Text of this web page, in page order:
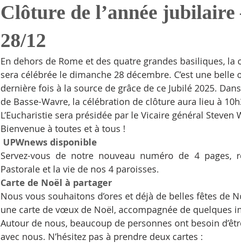
Clôture de l’année jubilaire
28/12
En dehors de Rome et des quatre grandes basiliques, la
sera célébrée le dimanche 28 décembre. C’est une
dernière fois à la source de grâce de ce Jubilé 2025.
de Basse-Wavre, la célébration de clôture aura lieu à
L’Eucharistie sera présidée par le Vicaire général Steven
Bienvenue à toutes et à tous !
UPWnews disponible
Servez-vous de notre nouveau numéro de 4 pages,
Pastorale et la vie de nos 4 paroisses.
Carte de Noël à partager
Nous vous souhaitons d’ores et déjà de belles fêtes de
une carte de vœux de Noël, accompagnée de quelques
Autour de nous, beaucoup de personnes ont besoin
avec nous. N’hésitez pas à prendre deux cartes :